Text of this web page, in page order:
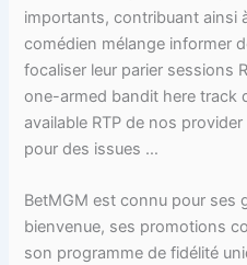
importants, contribuant ainsi
comédien mélange informer
focaliser leur parier sessions
one-armed bandit here track
available RTP de nos
pour des issues …
BetMGM est connu pour ses
bienvenue, ses promotions
son programme de fidélité